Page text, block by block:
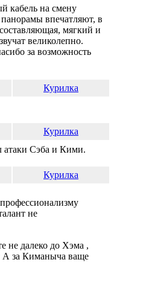
кабель на смену
впечатляют, в
мягкий и
великолепно.
за возможность
Курилка
Курилка
атаки Сэба и Кими.
Курилка
не
не далеко до Хэма ,
А за Киманыча ваще